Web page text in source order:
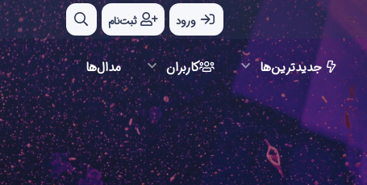
ورود ثبت‌نام
جدیدترین‌ها کاربران مدال‌ها